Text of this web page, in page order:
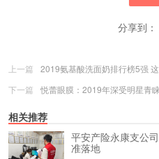
分享到：
上一篇
2019氨基酸洗面奶排行榜5强
下一篇
悦蕾眼膜：2019年深受明星青
相关推荐
平安产险永康支公
准落地